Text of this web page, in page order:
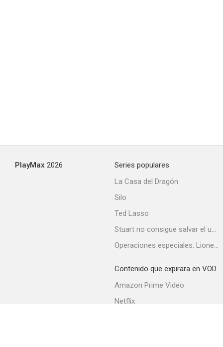
PlayMax 2026
Series populares
La Casa del Dragón
Silo
Ted Lasso
Stuart no consigue salvar el universo
Operaciones especiales: Lioness
Contenido que expirara en VOD
Amazon Prime Video
Netflix